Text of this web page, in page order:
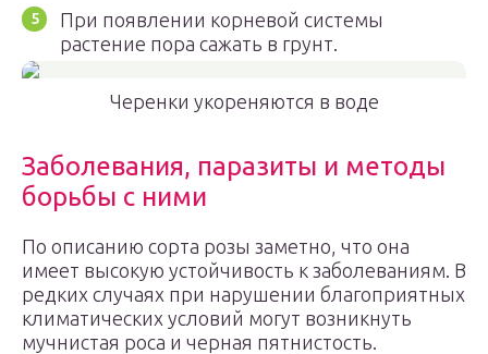
При появлении корневой системы
растение пора сажать в грунт.
Черенки укореняются в воде
Заболевания, паразиты и методы
борьбы с ними
По описанию сорта розы заметно, что она
имеет высокую устойчивость к заболеваниям. В
редких случаях при нарушении благоприятных
климатических условий могут возникнуть
мучнистая роса и черная пятнистость.